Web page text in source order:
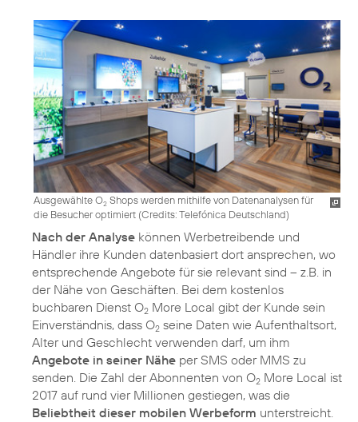
Ausgewählte O2 Shops werden mithilfe von Datenanalysen für
die Besucher optimiert (Credits: Telefónica Deutschland)
Nach der Analyse können Werbetreibende und
Händler ihre Kunden datenbasiert dort ansprechen, wo
entsprechende Angebote für sie relevant sind – z.B. in
der Nähe von Geschäften. Bei dem kostenlos
buchbaren Dienst O2 More Local gibt der Kunde sein
Einverständnis, dass O2 seine Daten wie Aufenthaltsort,
Alter und Geschlecht verwenden darf, um ihm
Angebote in seiner Nähe per SMS oder MMS zu
senden. Die Zahl der Abonnenten von O2 More Local ist
2017 auf rund vier Millionen gestiegen, was die
Beliebtheit dieser mobilen Werbeform unterstreicht.